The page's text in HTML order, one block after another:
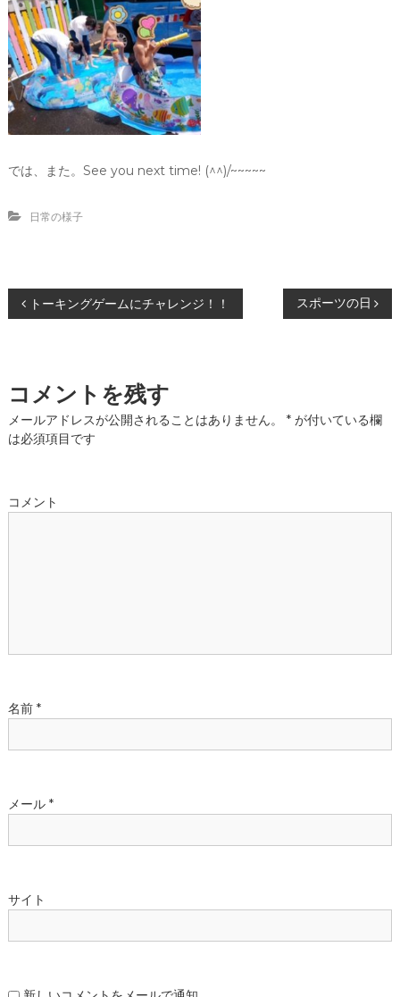
では、また。See you next time! (^^)/~~~~~
日常の様子
投
ナ
ビ
ー
トーキングゲームにチャレンジ！！ スポーツの日
コメントを残す
メールアドレスが公開されることはありません。 *が付いている欄
は必須項目です
コメント
名前 *
メール *
サイト